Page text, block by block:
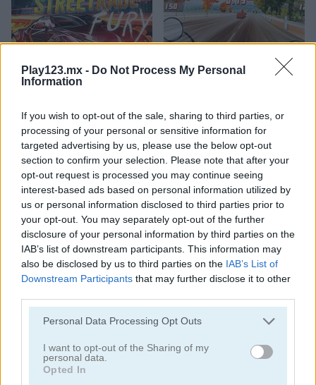
Play123.mx - Do Not Process My Personal
Information
If you wish to opt-out of the sale, sharing to third parties, or
processing of your personal or sensitive information for
targeted advertising by us, please use the below opt-out
section to confirm your selection. Please note that after your
opt-out request is processed you may continue seeing
interest-based ads based on personal information utilized by
us or personal information disclosed to third parties prior to
your opt-out. You may separately opt-out of the further
disclosure of your personal information by third parties on the
IAB’s list of downstream participants. This information may
also be disclosed by us to third parties on the IAB’s List of
Downstream Participants that may further disclose it to other
Personal Data Processing Opt Outs
I want to opt-out of the Sharing of my
personal data.
Opted In
E-Scooter! High Hills
Categorías Relacionadas
juegos de autobuses
juegos de motos